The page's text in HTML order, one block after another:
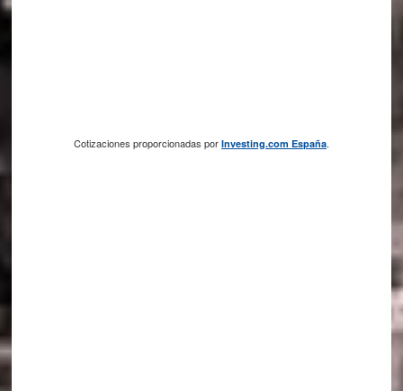
Cotizaciones proporcionadas por Investing.com España.